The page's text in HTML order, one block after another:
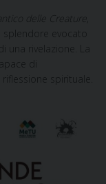
evocato
una rivelazione. La
di
spirituale.